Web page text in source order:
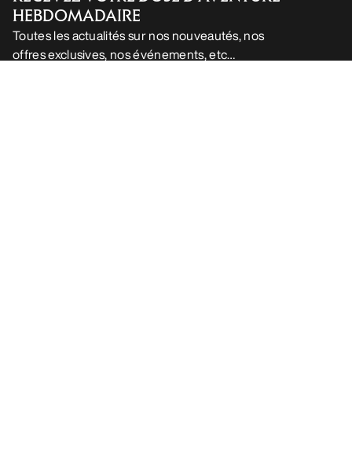
Help
HEBDOMADAIRE
Toutes les actualités sur nos nouveautés, nos
offres exclusives, nos événements, etc…